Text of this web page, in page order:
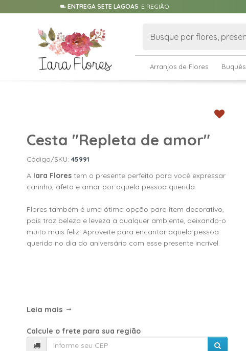
ENTREGA SETE LAGOAS E REGIÃO
Arranjos de Flores Buquês
Cesta "Repleta de amor"
Código/SKU: 45991
A Iara Flores tem o presente perfeito para você expressar
carinho, afeto e amor por aquela pessoa querida.
Flores também é uma ótima opção para item decorativo,
pois traz beleza e leveza a qualquer ambiente, deixando-o
muito mais feliz. Aproveite para encantar aquela pessoa
querida no dia do aniversário com esse presente incrível.
Leia mais
Calcule o frete para sua região